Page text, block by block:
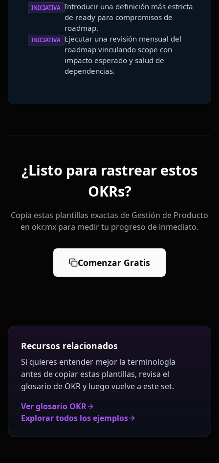
INICIATIVA Introducir una definición más estricta
de ready para compromisos de
roadmap.
INICIATIVA Ejecutar una revisión mensual del
roadmap vinculando scope con
impacto esperado y salud de
dependencias.
¿Listo para rastrear estos
OKRs?
Copia estas plantillas exactas de Gestión de Producto
en okr.mx para medir tu progreso de inmediato.
Comenzar Gratis
Recursos relacionados
Si quieres entender mejor la terminología
antes de copiar estas plantillas, revisa el
glosario de OKR y luego vuelve a este set.
Ver glosario OKR
Explorar todos los ejemplos